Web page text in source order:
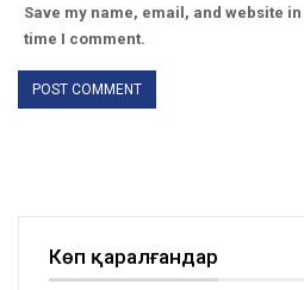
Save my name, email, and website
time I comment.
Көп қаралғандар